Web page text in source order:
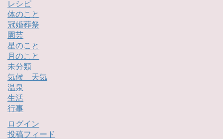
レシピ
体のこと
冠婚葬祭
園芸
星のこと
月のこと
未分類
気候 天気
温泉
生活
行事
ログイン
投稿フィード